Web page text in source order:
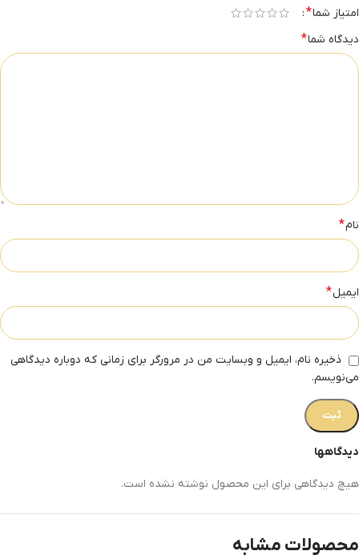
دیدگاهها
هیچ دیدگاهی برای این محصول نوشته نشده است.
امتیاز شما*
دیدگاه شما*
نام*
ایمیل*
ذخیره نام، ایمیل و وبسایت من در مرورگر برای زمانی که دوباره دیدگاهی
می‌نویسم.
محصولات مشابه